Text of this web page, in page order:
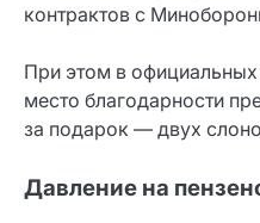
контрактов с
При этом в
место благодарности
за подарок — двух
Давление на